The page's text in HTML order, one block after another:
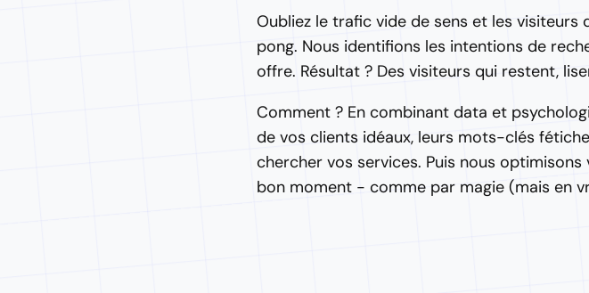
Oubliez le trafic vide de sens et les
pong. Nous identifions les intentions de
offre. Résultat ? Des visiteurs qui restent,
Comment ? En combinant data et
de vos clients idéaux, leurs mots-clés
chercher vos services. Puis nous
bon moment - comme par magie (mais en